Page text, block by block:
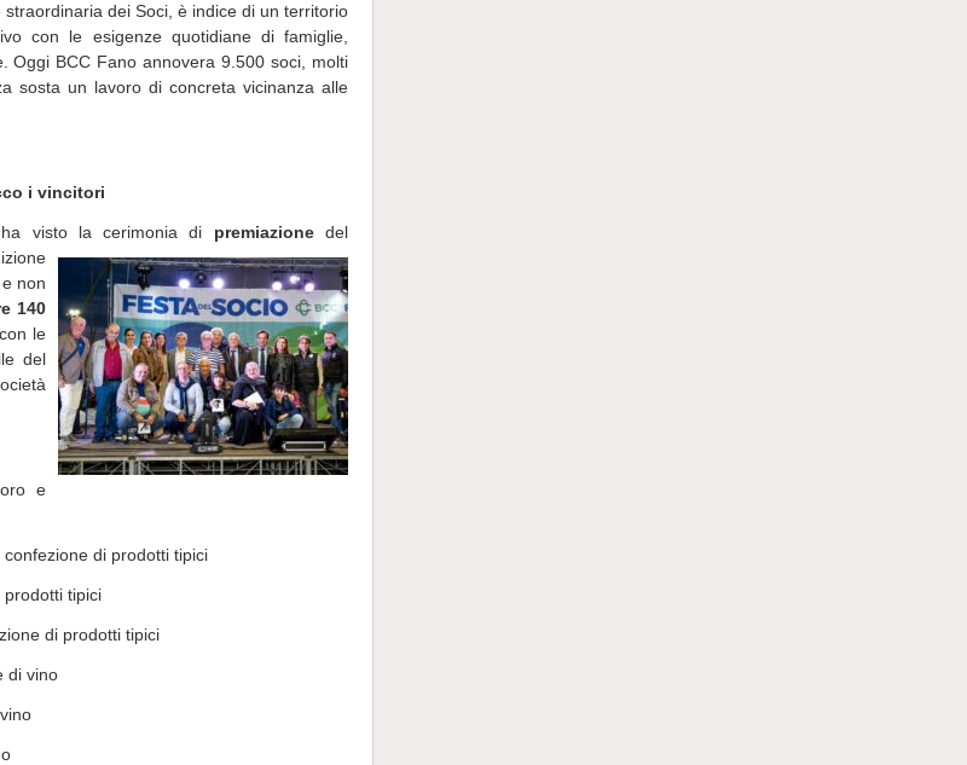
dei Soci, è indice di un territorio
con le esigenze quotidiane di famiglie,
Oggi BCC Fano annovera 9.500 soci, molti
sosta un lavoro di concreta vicinanza alle
i vincitori
visto la cerimonia di premiazionedel
non
140
le
del
e
confezione di prodotti tipici
prodotti tipici
di prodotti tipici
di vino